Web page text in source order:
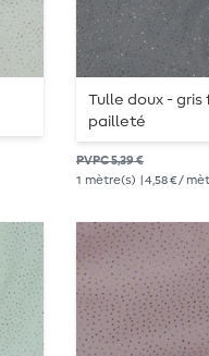
Tulle doux -
pailleté
PVPC 5,39 €
1 mètre(s) | 4,58 € /